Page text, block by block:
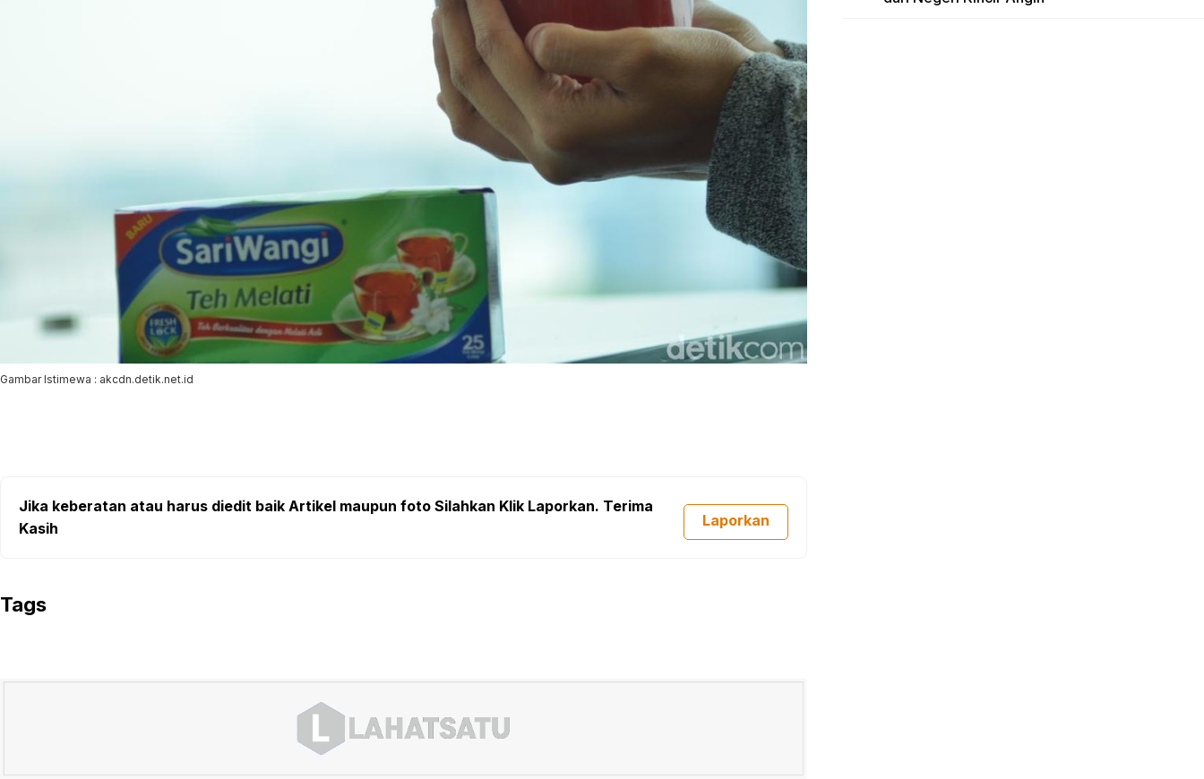
Gambar Istimewa : akcdn.detik.net.id
Jika keberatan atau harus diedit baik Artikel maupun foto Silahkan Klik Laporkan. Terima
Kasih
Laporkan
Tags